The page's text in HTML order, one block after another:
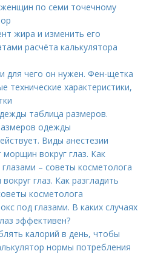
по семи точечному
жира и изменить его
расчёта калькулятора
для чего он нужен. Фен-щетка
технические характеристики,
таблица размеров.
одежды
Виды анестезии
вокруг глаз. Как
– советы косметолога
глаз. Как разгладить
косметолога
под глазами. В каких случаях
эффективен?
калорий в день, чтобы
нормы потребления